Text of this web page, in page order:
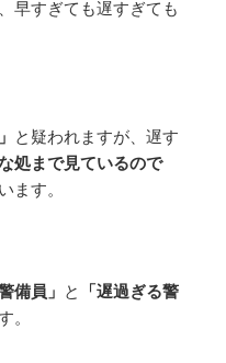
早すぎても遅すぎても
と疑われますが、遅す
処まで見ているので
ます。
備員」 と
「遅過ぎる警
。